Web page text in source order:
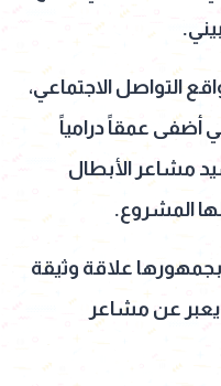
التواصل الاجتماعي،
أضفى عمقاً درامياً
مشاعر الأبطال
المشروع.
بجمهورها علاقة وثيقة
يعبر عن مشاعر